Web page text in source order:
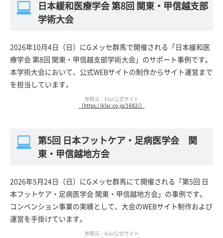
日本緩和医療学会 第8回 関東・甲信越支部
学術大会
2026年10月4日（日）にGメッセ群馬で開催される「日本緩和医
療学会 第8回 関東・甲信越支部学術大会」のサポート事例です。
本学術大会において、公式WEBサイトの制作からサイト運営まで
を担当しています。
参照元：klar公式サイト
（https://klar.co.jp/1682/）
第5回 日本フットケア・足病医学会 関
東・甲信越地方会
2026年5月24日（日）にGメッセ群馬にて開催される「第5回 日
本フットケア・足病医学会 関東・甲信越地方会」の事例です。
コンベンション事業の実績として、大会のWEBサイト制作および
運営を手掛けています。
参照元：klar公式サイト